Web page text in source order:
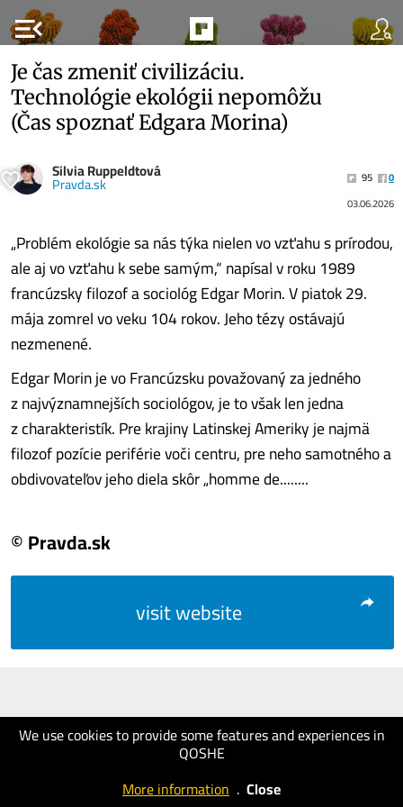
menu_open
We use cookies to provide some features and experiences in
QOSHE
More information . Close
Je čas zmeniť civilizáciu.
Technológie ekológii nepomôžu
(Čas spoznať Edgara Morina)
Silvia Ruppeldtová
Pravda.sk 95
0
03.06.2026
„Problém ekológie sa nás týka nielen vo vzťahu s prírodou,
ale aj vo vzťahu k sebe samým,“ napísal v roku 1989
francúzsky filozof a sociológ Edgar Morin. V piatok 29.
mája zomrel vo veku 104 rokov. Jeho tézy ostávajú
nezmenené.
Edgar Morin je vo Francúzsku považovaný za jedného
z najvýznamnejších sociológov, je to však len jedna
z charakteristík. Pre krajiny Latinskej Ameriky je najmä
filozof pozície periférie voči centru, pre neho samotného a
obdivovateľov jeho diela skôr „homme de........
© Pravda.sk
visit website